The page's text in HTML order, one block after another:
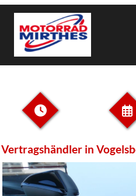
in